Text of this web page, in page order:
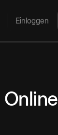
Einloggen
Online